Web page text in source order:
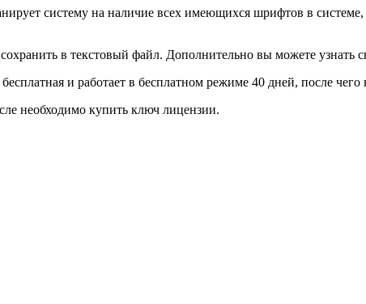
систему на наличие всех имеющихся шрифтов в
в текстовый файл. Дополнительно вы можете узнать
и работает в бесплатном режиме 40 дней, после
необходимо купить ключ лицензии.